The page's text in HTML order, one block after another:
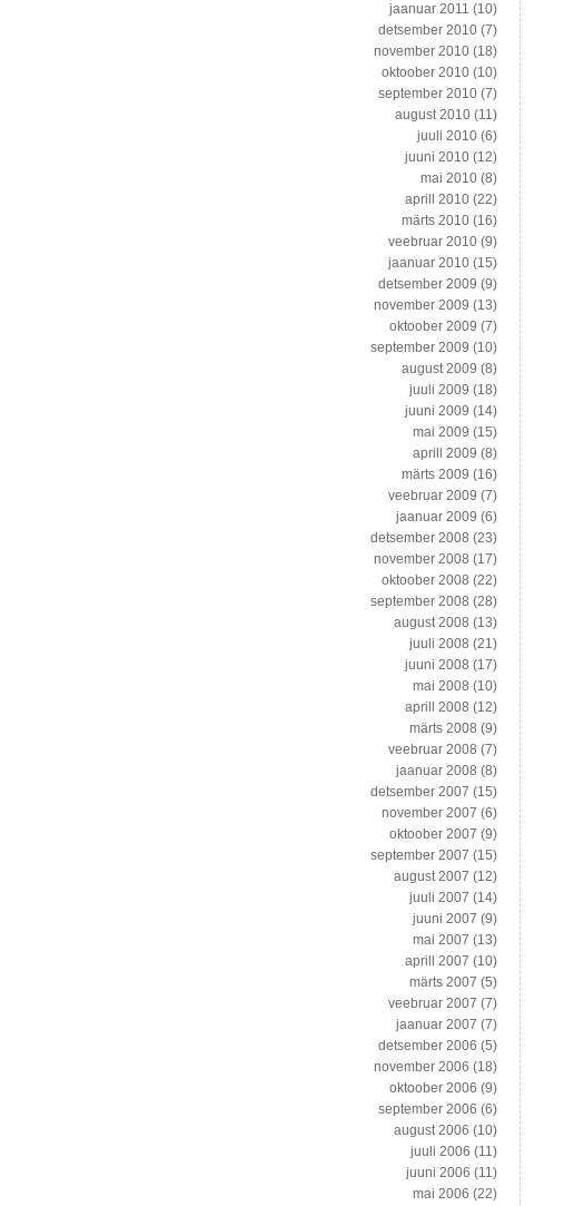
jaanuar 2011 (10)
detsember 2010 (7)
november 2010 (18)
oktoober 2010 (10)
september 2010 (7)
august 2010 (11)
juuli 2010 (6)
juuni 2010 (12)
mai 2010 (8)
aprill 2010 (22)
märts 2010 (16)
veebruar 2010 (9)
jaanuar 2010 (15)
detsember 2009 (9)
november 2009 (13)
oktoober 2009 (7)
september 2009 (10)
august 2009 (8)
juuli 2009 (18)
juuni 2009 (14)
mai 2009 (15)
aprill 2009 (8)
märts 2009 (16)
veebruar 2009 (7)
jaanuar 2009 (6)
detsember 2008 (23)
november 2008 (17)
oktoober 2008 (22)
september 2008 (28)
august 2008 (13)
juuli 2008 (21)
juuni 2008 (17)
mai 2008 (10)
aprill 2008 (12)
märts 2008 (9)
veebruar 2008 (7)
jaanuar 2008 (8)
detsember 2007 (15)
november 2007 (6)
oktoober 2007 (9)
september 2007 (15)
august 2007 (12)
juuli 2007 (14)
juuni 2007 (9)
mai 2007 (13)
aprill 2007 (10)
märts 2007 (5)
veebruar 2007 (7)
jaanuar 2007 (7)
detsember 2006 (5)
november 2006 (18)
oktoober 2006 (9)
september 2006 (6)
august 2006 (10)
juuli 2006 (11)
juuni 2006 (11)
mai 2006 (22)